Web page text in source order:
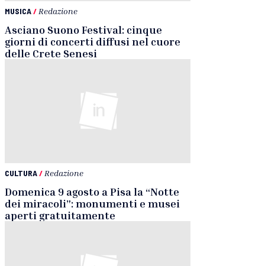
MUSICA/ Redazione
Asciano Suono Festival: cinque
giorni di concerti diffusi nel cuore
delle Crete Senesi
CULTURA/Redazione
Domenica 9 agosto a Pisa la “Notte
dei miracoli”: monumenti e musei
aperti gratuitamente